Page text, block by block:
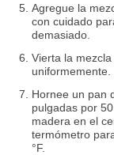
Agregue la
con cuidado
demasiado.
Vierta la
uniformemente.
Hornee un pan
pulgadas por
madera en el
termómetro
°F.